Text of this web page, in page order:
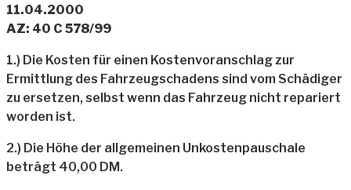
11.04.2000
AZ: 40 C 578/99
1.) Die Kosten für einen Kostenvoranschlag zur
Ermittlung des Fahrzeugschadens sind vom Schädiger
zu ersetzen, selbst wenn das Fahrzeug nicht repariert
worden ist.
2.) Die Höhe der allgemeinen Unkostenpauschale
beträgt 40,00 DM.